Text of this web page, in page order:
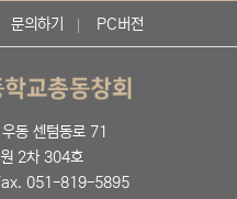
문의하기 PC버전
동 센텀동로 71
2차 304호
051-819-5895